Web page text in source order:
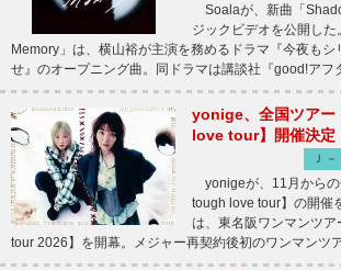
Soalaが、新曲「
ジックビデオを公開し
Memory」は、横山裕が主演を務めるドラマ『今夜も
せ』のオープニング曲。同ドラマは講談社『good!ア
yonige、全国ツア
love tour】開催決定
Ｊ
yonigeが、11月から
tough love tour】の開
は、東名阪ワンマンツ
tour 2026】を開幕。メジャー再契約後初のワンマンツ